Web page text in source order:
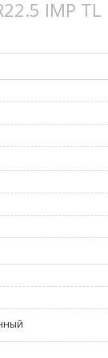
IMP TL